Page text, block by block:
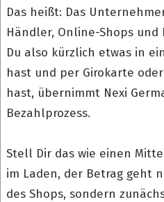
Das heißt: Das
Händler, Online-Shops
Du also kürzlich etwas in
hast und per Girokarte
hast, übernimmt Nexi
Bezahlprozess.
Stell Dir das wie einen
im Laden, der Betrag geht
des Shops, sondern